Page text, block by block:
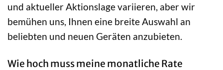
und aktueller Aktionslage variieren, aber wir
bemühen uns, Ihnen eine breite Auswahl an
beliebten und neuen Geräten anzubieten.
Wie hoch muss meine monatliche Rate